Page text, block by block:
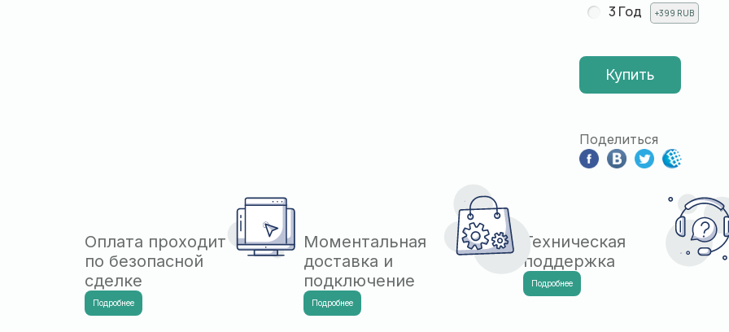
3 Год +399 RUB
Купить
Поделиться
Оплата проходит
по безопасной
сделке
Подробнее
Моментальная
доставка и
подключение
Подробнее
Техническая
поддержка
Подробнее